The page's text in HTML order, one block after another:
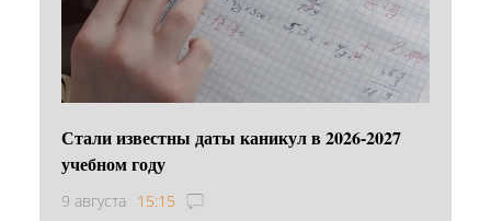
Стали известны даты каникул в 2026-2027
учебном году
9 августа 15:15